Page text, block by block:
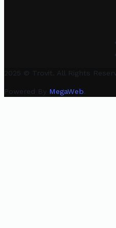
2025 © Trovit. All Rights
Powered By MegaWeb